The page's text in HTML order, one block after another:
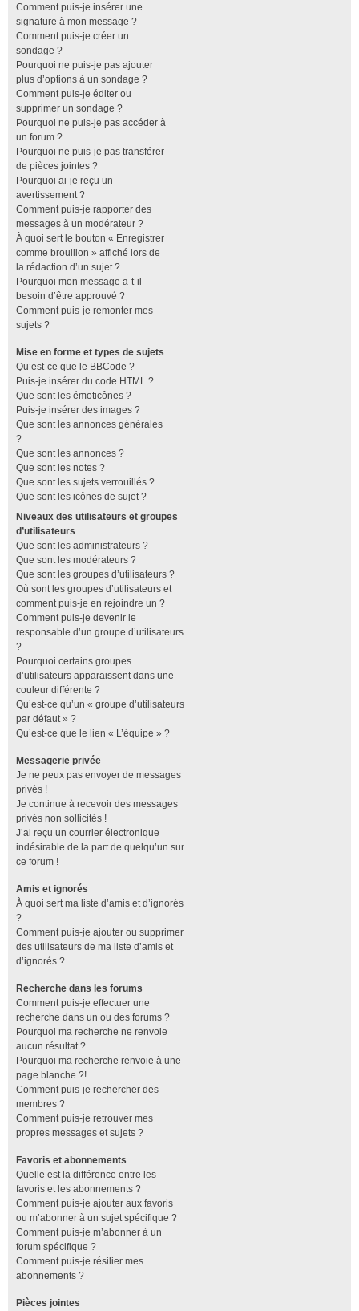
Comment puis-je insérer une
signature à mon message ?
Comment puis-je créer un
sondage ?
Pourquoi ne puis-je pas ajouter
plus d’options à un sondage ?
Comment puis-je éditer ou
supprimer un sondage ?
Pourquoi ne puis-je pas accéder à
un forum ?
Pourquoi ne puis-je pas transférer
de pièces jointes ?
Pourquoi ai-je reçu un
avertissement ?
Comment puis-je rapporter des
messages à un modérateur ?
À quoi sert le bouton « Enregistrer
comme brouillon » affiché lors de
la rédaction d’un sujet ?
Pourquoi mon message a-t-il
besoin d’être approuvé ?
Comment puis-je remonter mes
sujets ?
Mise en forme et types de sujets
Qu’est-ce que le BBCode ?
Puis-je insérer du code HTML ?
Que sont les émoticônes ?
Puis-je insérer des images ?
Que sont les annonces générales
?
Que sont les annonces ?
Que sont les notes ?
Que sont les sujets verrouillés ?
Que sont les icônes de sujet ?
Niveaux des utilisateurs et groupes
d’utilisateurs
Que sont les administrateurs ?
Que sont les modérateurs ?
Que sont les groupes d’utilisateurs ?
Où sont les groupes d’utilisateurs et
comment puis-je en rejoindre un ?
Comment puis-je devenir le
responsable d’un groupe d’utilisateurs
?
Pourquoi certains groupes
d’utilisateurs apparaissent dans une
couleur différente ?
Qu’est-ce qu’un « groupe d’utilisateurs
par défaut » ?
Qu’est-ce que le lien « L’équipe » ?
Messagerie privée
Je ne peux pas envoyer de messages
privés !
Je continue à recevoir des messages
privés non sollicités !
J’ai reçu un courrier électronique
indésirable de la part de quelqu’un sur
ce forum !
Amis et ignorés
À quoi sert ma liste d’amis et d’ignorés
?
Comment puis-je ajouter ou supprimer
des utilisateurs de ma liste d’amis et
d’ignorés ?
Recherche dans les forums
Comment puis-je effectuer une
recherche dans un ou des forums ?
Pourquoi ma recherche ne renvoie
aucun résultat ?
Pourquoi ma recherche renvoie à une
page blanche ?!
Comment puis-je rechercher des
membres ?
Comment puis-je retrouver mes
propres messages et sujets ?
Favoris et abonnements
Quelle est la différence entre les
favoris et les abonnements ?
Comment puis-je ajouter aux favoris
ou m’abonner à un sujet spécifique ?
Comment puis-je m’abonner à un
forum spécifique ?
Comment puis-je résilier mes
abonnements ?
Pièces jointes